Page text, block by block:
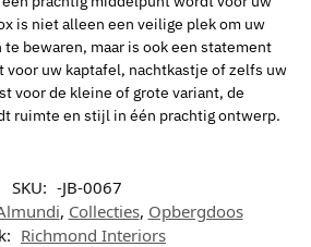
is niet alleen een veilige plek om uw
bewaren, maar is ook een statement
uw kaptafel, nachtkastje of zelfs uw
voor de kleine of grote variant, de
ruimte en stijl in één prachtig ontwerp.
SKU: -JB-0067
, Collecties, Opbergdoos
Richmond Interiors